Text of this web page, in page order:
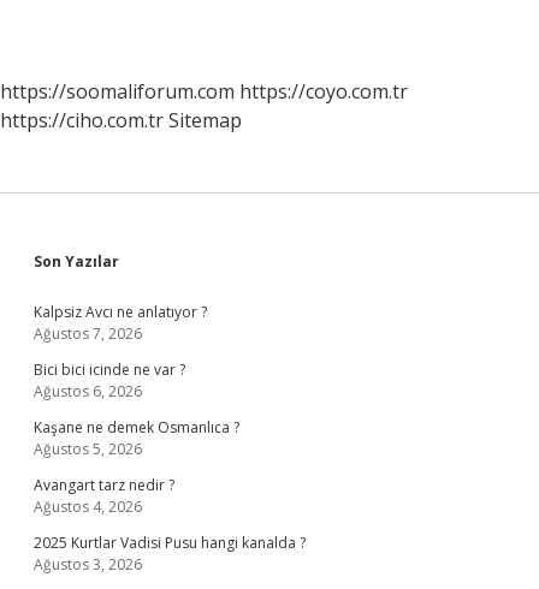
https://soomaliforum.com https://coyo.com.tr
https://ciho.com.trSitemap
Sidebar
Son Yazılar
Kalpsiz Avcı ne anlatıyor ?
Ağustos 7, 2026
Bici bici icinde ne var ?
Ağustos 6, 2026
Kaşane ne demek Osmanlıca ?
Ağustos 5, 2026
Avangart tarz nedir ?
Ağustos 4, 2026
2025 Kurtlar Vadisi Pusu hangi kanalda ?
Ağustos 3, 2026